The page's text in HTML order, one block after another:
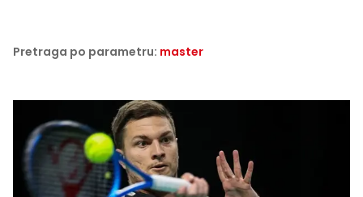
Pretraga po parametru: master